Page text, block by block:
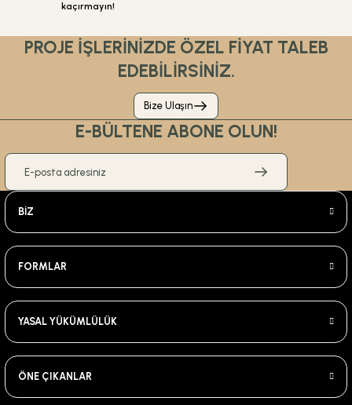
kaçırmayın!
PROJE İŞLERİNİZDE ÖZEL FİYAT TALEB
EDEBİLİRSİNİZ.
Bize Ulaşın
E-BÜLTENE ABONE OLUN!
BİZ
FORMLAR
YASAL YÜKÜMLÜLÜK
ÖNE ÇIKANLAR